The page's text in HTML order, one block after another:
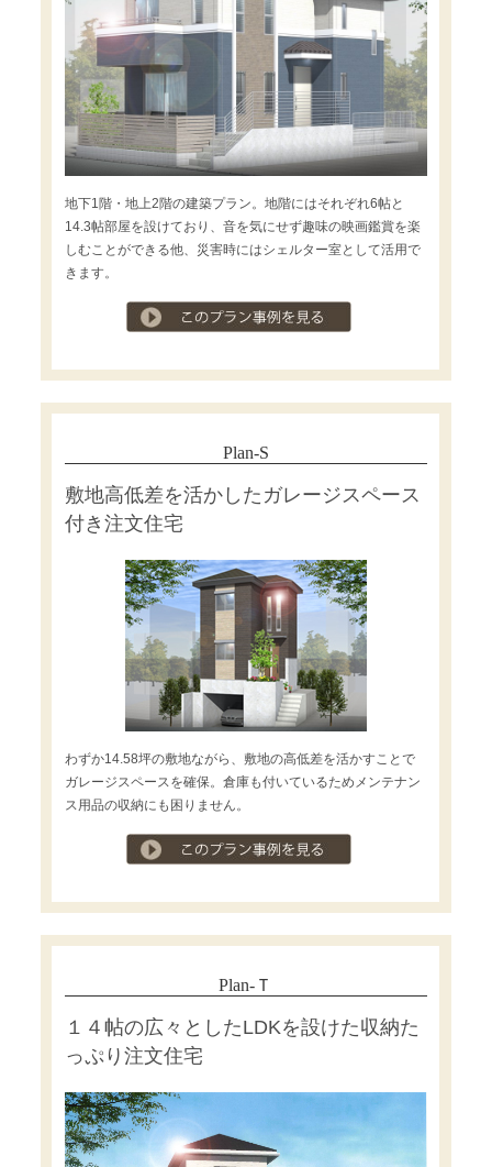
地下1階・地上2階の建築プラン。地階にはそれぞれ6帖と
14.3帖部屋を設けており、音を気にせず趣味の映画鑑賞を楽
しむことができる他、災害時にはシェルター室として活用で
きます。
Plan-S
敷地高低差を活かしたガレージスペース
付き注文住宅
わずか14.58坪の敷地ながら、敷地の高低差を活かすことで
ガレージスペースを確保。倉庫も付いているためメンテナン
ス用品の収納にも困りません。
Plan-Ｔ
１４帖の広々としたLDKを設けた収納た
っぷり注文住宅